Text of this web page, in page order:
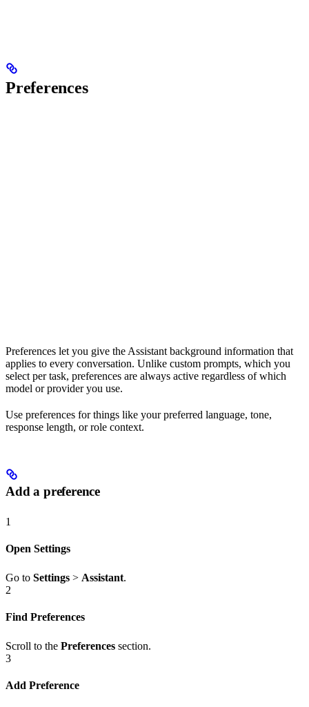
Preferences
Preferences let you give the Assistant background information that
applies to every conversation. Unlike custom prompts, which you
select per task, preferences are always active regardless of which
model or provider you use.
Use preferences for things like your preferred language, tone,
response length, or role context.
Add a preference
1
Open Settings
Go to Settings > Assistant.
2
Find Preferences
Scroll to the Preferences section.
3
Add Preference